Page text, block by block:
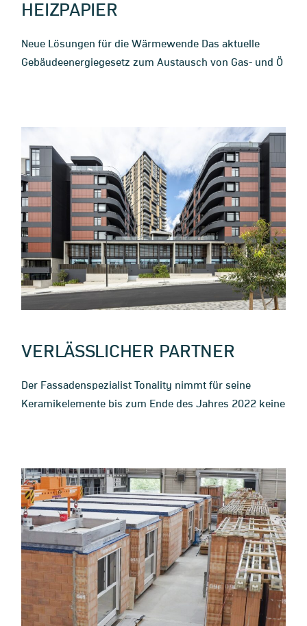
HEIZPAPIER
Neue Lösungen für die Wärmewende Das aktuelle
Gebäudeenergiegesetz zum Austausch von Gas- und Ö
VERLÄSSLICHER PARTNER
Der Fassadenspezialist Tonality nimmt für seine
Keramikelemente bis zum Ende des Jahres 2022 keine